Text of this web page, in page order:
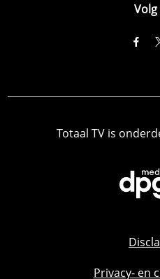
Totaal TV is
Privacy- en